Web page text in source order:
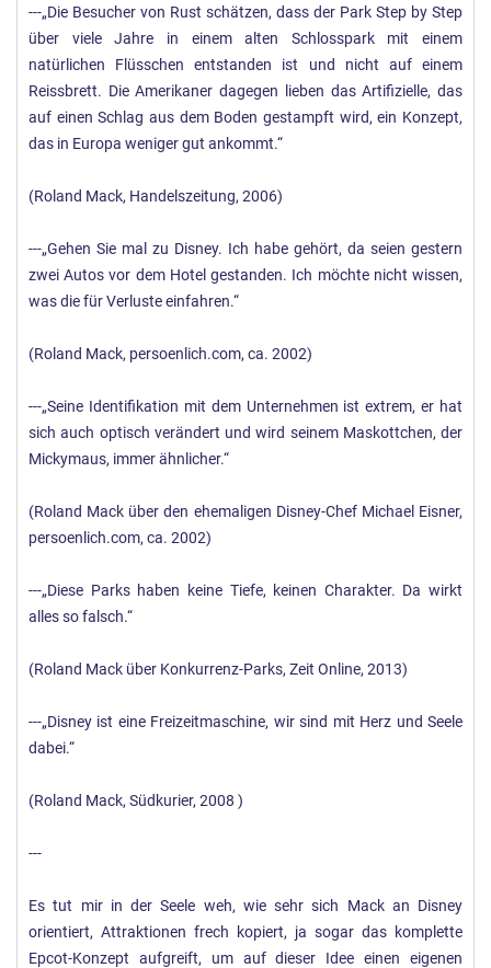
---„Die Besucher von Rust schätzen, dass der Park Step by Step
über viele Jahre in einem alten Schlosspark mit einem
natürlichen Flüsschen entstanden ist und nicht auf einem
Reissbrett. Die Amerikaner dagegen lieben das Artifizielle, das
auf einen Schlag aus dem Boden gestampft wird, ein Konzept,
das in Europa weniger gut ankommt.“
(Roland Mack, Handelszeitung, 2006)
---„Gehen Sie mal zu Disney. Ich habe gehört, da seien gestern
zwei Autos vor dem Hotel gestanden. Ich möchte nicht wissen,
was die für Verluste einfahren.“
(Roland Mack, persoenlich.com, ca. 2002)
---„Seine Identifikation mit dem Unternehmen ist extrem, er hat
sich auch optisch verändert und wird seinem Maskottchen, der
Mickymaus, immer ähnlicher.“
(Roland Mack über den ehemaligen Disney-Chef Michael Eisner,
persoenlich.com, ca. 2002)
---„Diese Parks haben keine Tiefe, keinen Charakter. Da wirkt
alles so falsch.“
(Roland Mack über Konkurrenz-Parks, Zeit Online, 2013)
---„Disney ist eine Freizeitmaschine, wir sind mit Herz und Seele
dabei.“
(Roland Mack, Südkurier, 2008 )
---
Es tut mir in der Seele weh, wie sehr sich Mack an Disney
orientiert, Attraktionen frech kopiert, ja sogar das komplette
Epcot-Konzept aufgreift, um auf dieser Idee einen eigenen